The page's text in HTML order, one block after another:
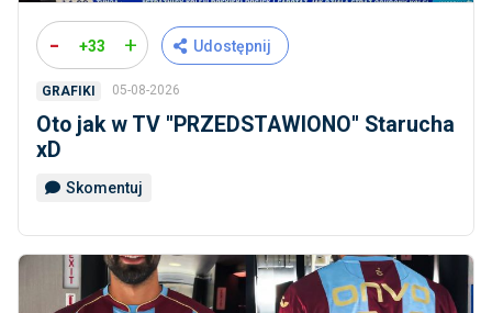
- +33 + Udostępnij
GRAFIKI 05-08-2026
Oto jak w TV ''PRZEDSTAWIONO'' Starucha
xD
Skomentuj